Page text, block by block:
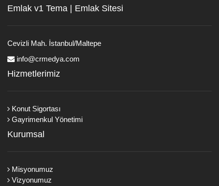
Emlak v1 Tema | Emlak Sitesi
Cevizli Mah. İstanbul/Maltepe
info@crmedya.com
Hizmetlerimiz
Konut Sigortası
Gayrimenkul Yönetimi
Kurumsal
Misyonumuz
Vizyonumuz